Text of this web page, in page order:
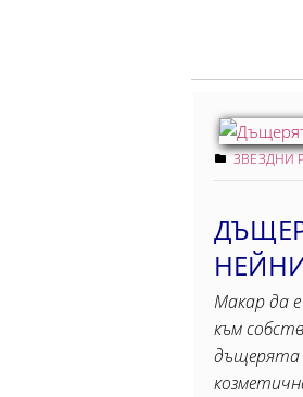
ЗВЕЗДНИ
Макар да
към
дъщерята